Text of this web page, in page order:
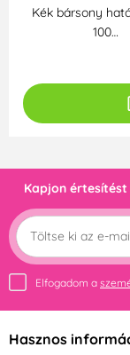
Kék bársony
100…
Kapjon
Elfogadom a
Hasznos